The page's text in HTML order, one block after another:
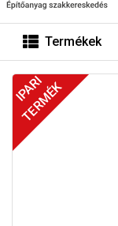
Termékek
IPARI
TERMÉK